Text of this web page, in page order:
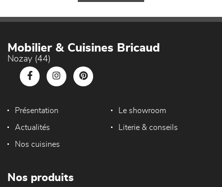
Mobilier & Cuisines Bricaud
Nozay (44)
Présentation Le showroom
Actualités Literie & conseils
Nos cuisines
Nos produits